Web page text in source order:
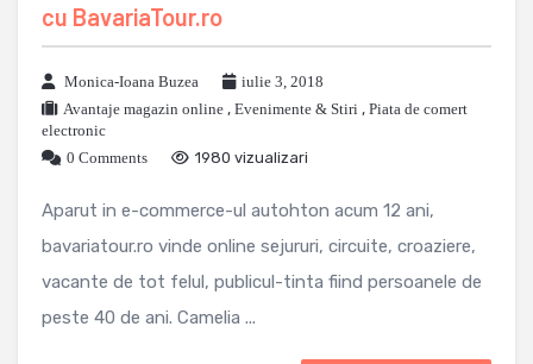
cu BavariaTour.ro
Monica-Ioana Buzea
iulie 3, 2018
Avantaje magazin online , Evenimente & Stiri , Piata de comert
electronic
0 Comments
1980 vizualizari
Aparut in e-commerce-ul autohton acum 12 ani,
bavariatour.ro vinde online sejururi, circuite, croaziere,
vacante de tot felul, publicul-tinta fiind persoanele de
peste 40 de ani. Camelia ...